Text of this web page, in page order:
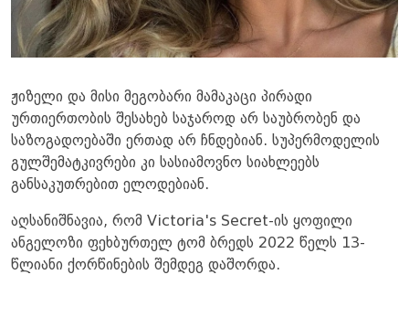
ჟიზელი და მისი მეგობარი მამაკაცი პირადი
ურთიერთობის შესახებ საჯაროდ არ საუბრობენ და
საზოგადოებაში ერთად არ ჩნდებიან. სუპერმოდელის
გულშემატკივრები კი სასიამოვნო სიახლეებს
განსაკუთრებით ელოდებიან.
აღსანიშნავია, რომ Victoria's Secret-ის ყოფილი
ანგელოზი ფეხბურთელ ტომ ბრედს 2022 წელს 13-
წლიანი ქორწინების შემდეგ დაშორდა.